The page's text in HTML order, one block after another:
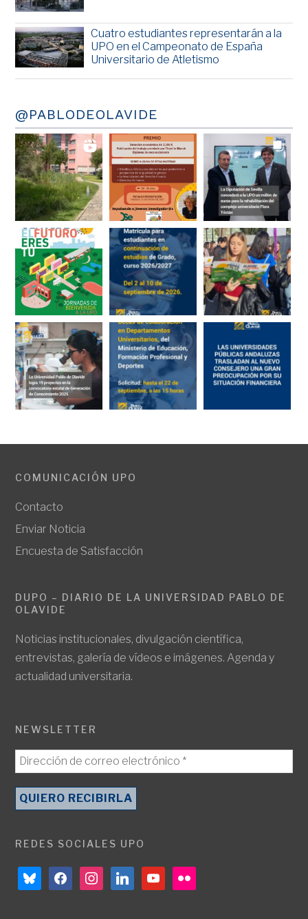
Cuatro estudiantes representarán a la
UPO en el Campeonato de España
Universitario de Atletismo
@PABLODEOLAVIDE
COMUNICACIÓN UPO
Contacto
Enviar Noticia
Encuesta de Satisfacción
DUPO – DIARIO DE LA UNIVERSIDAD PABLO DE
OLAVIDE
Noticias institucionales, divulgación científica,
entrevistas, galería de vídeos e imágenes. Agenda y
actualidad universitaria.
NEWSLETTER
REDES SOCIALES UPO
blueskyfacebookinstagramlinkedinyoutubeflickr